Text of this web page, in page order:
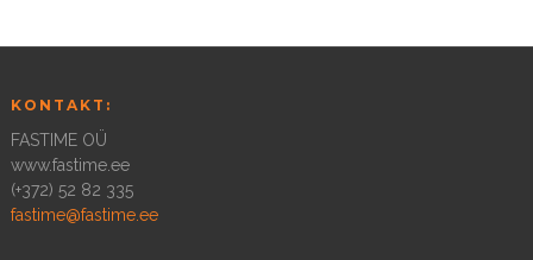
KONTAKT:
FASTIME OÜ
www.fastime.ee
(+372) 52 82 335
fastime@fastime.ee